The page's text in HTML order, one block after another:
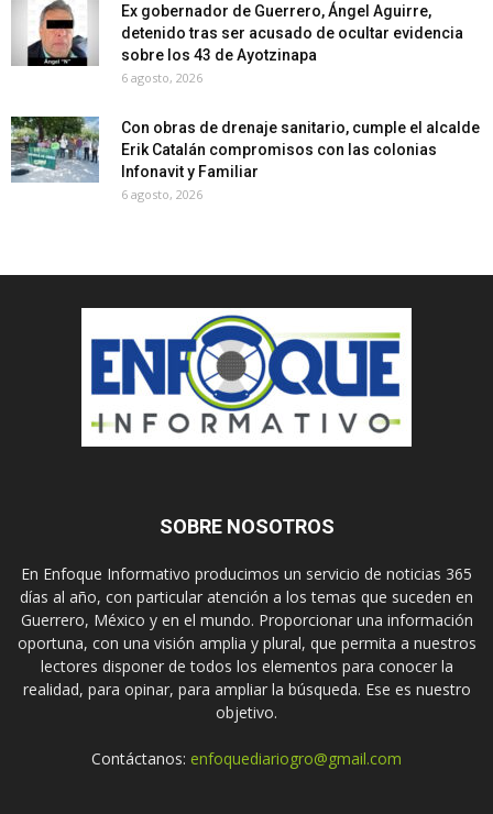
Ex gobernador de Guerrero, Ángel Aguirre,
detenido tras ser acusado de ocultar evidencia
sobre los 43 de Ayotzinapa
6 agosto, 2026
Con obras de drenaje sanitario, cumple el alcalde
Erik Catalán compromisos con las colonias
Infonavit y Familiar
6 agosto, 2026
SOBRE NOSOTROS
En Enfoque Informativo producimos un servicio de noticias 365
días al año, con particular atención a los temas que suceden en
Guerrero, México y en el mundo. Proporcionar una información
oportuna, con una visión amplia y plural, que permita a nuestros
lectores disponer de todos los elementos para conocer la
realidad, para opinar, para ampliar la búsqueda. Ese es nuestro
objetivo.
Contáctanos: enfoquediariogro@gmail.com